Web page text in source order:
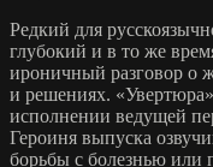
Редкий для
глубокий и в то же
ироничный разговор о
и решениях.
исполнении ведущей
Героиня выпуска
борьбы с болезнью или